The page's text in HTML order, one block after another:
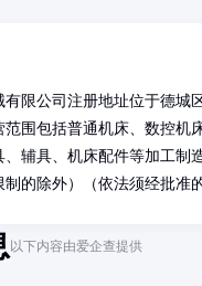
有限公司注册地址位于德城
范围包括普通机床、数控机
、辅具、机床配件等加工制
制的除外）（依法须经批准
以下内容由爱企查提供